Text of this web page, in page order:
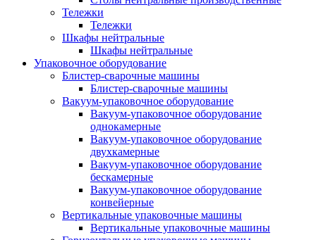
Тележки
Тележки
Шкафы нейтральные
Шкафы нейтральные
Упаковочное оборудование
Блистер-сварочные машины
Блистер-сварочные машины
Вакуум-упаковочное оборудование
Вакуум-упаковочное оборудование
однокамерные
Вакуум-упаковочное оборудование
двухкамерные
Вакуум-упаковочное оборудование
беcкамерные
Вакуум-упаковочное оборудование
конвейерные
Вертикальные упаковочные машины
Вертикальные упаковочные машины